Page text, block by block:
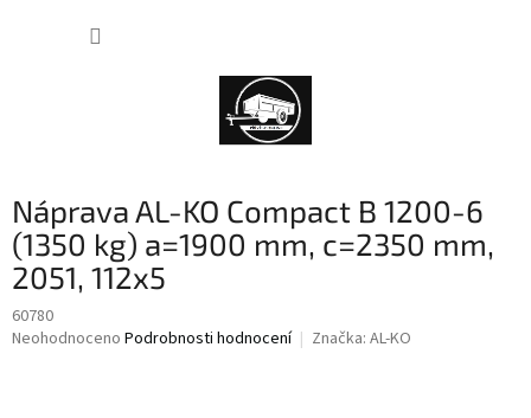
Náprava AL-KO Compact B 1200-6
(1350 kg) a=1900 mm, c=2350 mm,
2051, 112x5
60780
Průměrné
Neohodnoceno Podrobnosti hodnocení Značka: AL-KO